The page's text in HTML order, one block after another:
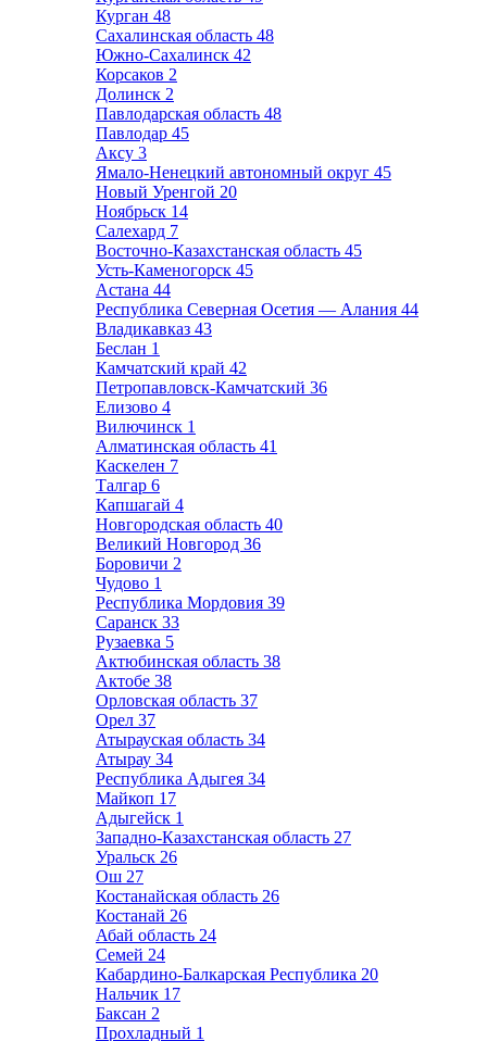
Курган 48
Сахалинская область 48
Южно-Сахалинск 42
Корсаков 2
Долинск 2
Павлодарская область 48
Павлодар 45
Аксу 3
Ямало-Ненецкий автономный округ 45
Новый Уренгой 20
Ноябрьск 14
Салехард 7
Восточно-Казахстанская область 45
Усть-Каменогорск 45
Астана 44
Республика Северная Осетия — Алания 44
Владикавказ 43
Беслан 1
Камчатский край 42
Петропавловск-Камчатский 36
Елизово 4
Вилючинск 1
Алматинская область 41
Каскелен 7
Талгар 6
Капшагай 4
Новгородская область 40
Великий Новгород 36
Боровичи 2
Чудово 1
Республика Мордовия 39
Саранск 33
Рузаевка 5
Актюбинская область 38
Актобе 38
Орловская область 37
Орел 37
Атырауская область 34
Атырау 34
Республика Адыгея 34
Майкоп 17
Адыгейск 1
Западно-Казахстанская область 27
Уральск 26
Ош 27
Костанайская область 26
Костанай 26
Абай область 24
Семей 24
Кабардино-Балкарская Республика 20
Нальчик 17
Баксан 2
Прохладный 1